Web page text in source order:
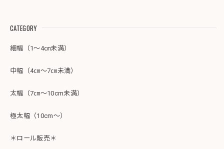
CATEGORY
細幅（1～4㎝未満）
中幅（4㎝～7㎝未満）
太幅（7㎝～10cm未満）
極太幅（10cm～）
＊ロール販売＊